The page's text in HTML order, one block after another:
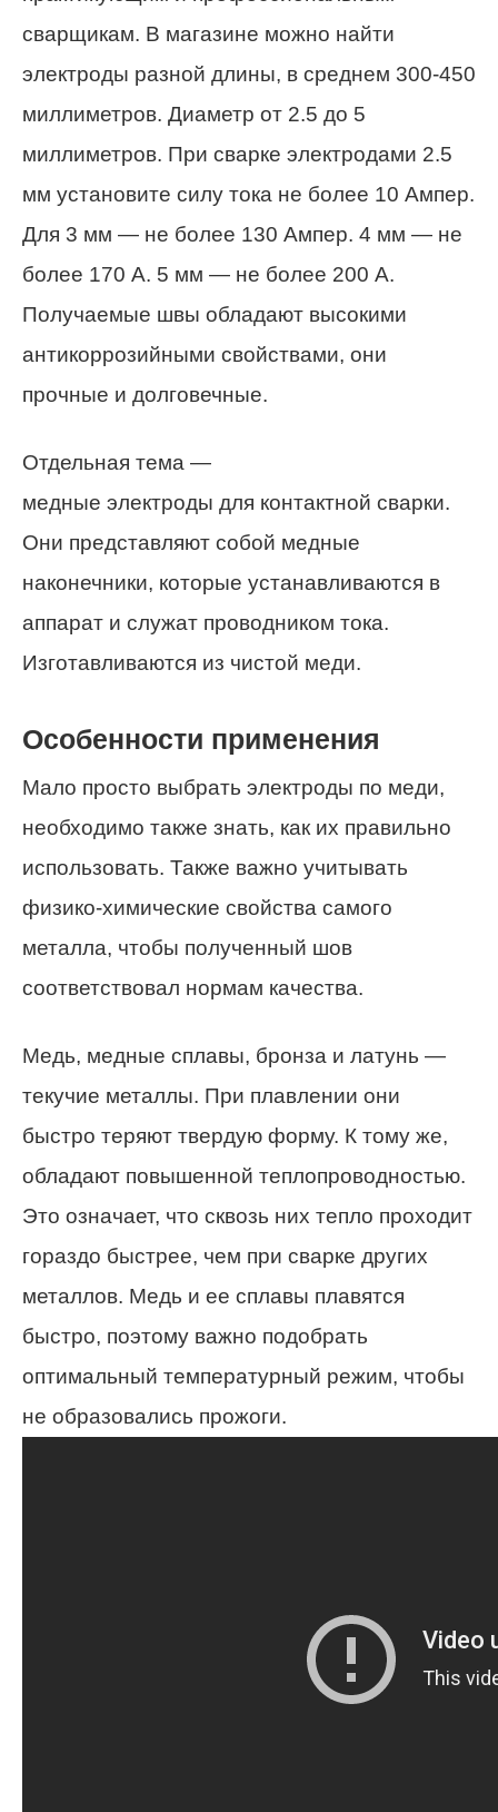
сварщикам. В магазине можно найти
электроды разной длины, в среднем 300-450
миллиметров. Диаметр от 2.5 до 5
миллиметров. При сварке электродами 2.5
мм установите силу тока не более 10 Ампер.
Для 3 мм — не более 130 Ампер. 4 мм — не
более 170 А. 5 мм — не более 200 А.
Получаемые швы обладают высокими
антикоррозийными свойствами, они
прочные и долговечные.
Отдельная тема —
медные электроды для контактной сварки.
Они представляют собой медные
наконечники, которые устанавливаются в
аппарат и служат проводником тока.
Изготавливаются из чистой меди.
Особенности применения
Мало просто выбрать электроды по меди,
необходимо также знать, как их правильно
использовать. Также важно учитывать
физико-химические свойства самого
металла, чтобы полученный шов
соответствовал нормам качества.
Медь, медные сплавы, бронза и латунь —
текучие металлы. При плавлении они
быстро теряют твердую форму. К тому же,
обладают повышенной теплопроводностью.
Это означает, что сквозь них тепло проходит
гораздо быстрее, чем при сварке других
металлов. Медь и ее сплавы плавятся
быстро, поэтому важно подобрать
оптимальный температурный режим, чтобы
не образовались прожоги.